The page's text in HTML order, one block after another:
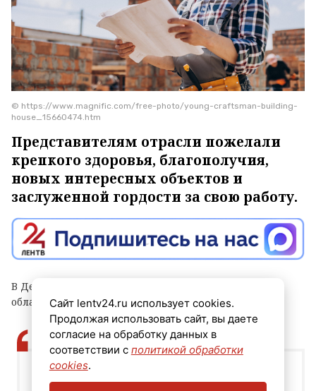
© https://www.magnific.com/free-photo/young-craftsman-building-
house_15660474.htm
Представителям отрасли пожелали
крепкого здоровья, благополучия,
новых интересных объектов и
заслуженной гордости за свою работу.
В День строителя правительство Ленинградской
области обратилось к жителям.
Сайт lentv24.ru использует cookies.
Продолжая использовать сайт, вы даете
согласие на обработку данных в
соответствии с политикой обработки
cookies.